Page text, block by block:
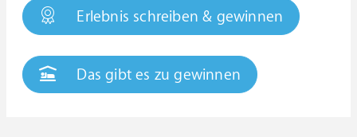
Erlebnis schreiben & gewinnen
Das gibt es zu gewinnen